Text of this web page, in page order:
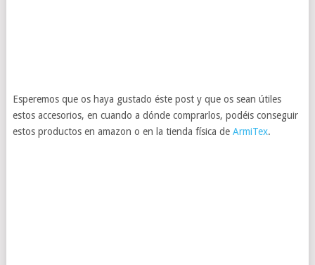
Esperemos que os haya gustado éste post y que os sean útiles
estos accesorios, en cuando a dónde comprarlos, podéis conseguir
estos productos en amazon o en la tienda física de ArmiTex.